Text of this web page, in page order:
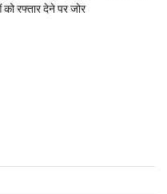
रफ्तार देने पर जोर